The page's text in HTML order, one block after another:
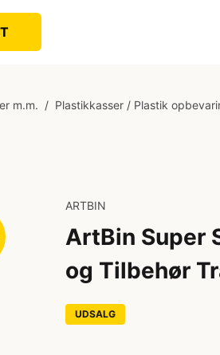
m.m. / Plastikkasser / Plastik
ARTBIN
ArtBin Super
og Tilbehør
UDSALG